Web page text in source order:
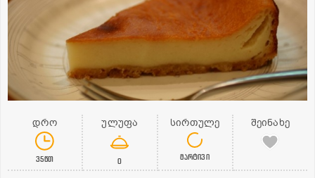
დრო
35წთ
ულუფა
0
სირთულე
მარტივი
შეინახე